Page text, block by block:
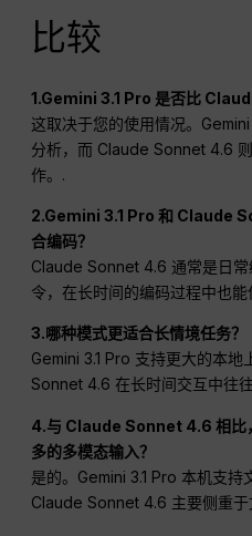
比较
1.Gemini 3.1 Pro 是否比
这取决于您的使用情况。
分析，而 Claude Sonnet 4.6
作。.
2.Gemini 3.1 Pro 和 Claude
合编码？
Claude Sonnet 4.6 通常是日
令，在长时间的编码过程中也能
3.哪种模式更适合长情境任务？
Gemini 3.1 Pro 支持更大的本
Sonnet 4.6 在长时间交互中往
4.与 Claude Sonnet 4.6 相比
多的多模态输入？
是的。Gemini 3.1 Pro 本机支
Claude Sonnet 4.6 主要侧重于